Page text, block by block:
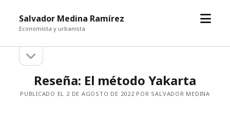
Salvador Medina Ramírez
Economista y urbanista
abrir
Barra
lateral
la
lateral
Reseña: El método Yakarta
PUBLICADO EL 2 DE AGOSTO DE 2022 POR SALVADOR MEDINA